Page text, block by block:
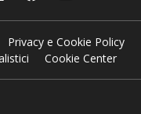
Privacy e Cookie Policy
Cookie Center